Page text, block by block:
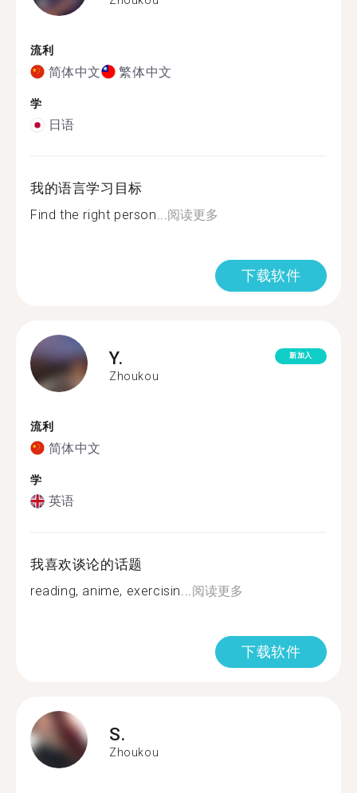
流利
简体中文 繁体中文
学
日语
我的语言学习目标
Find the right person...阅读更多
下载软件
Y.
Zhoukou
新加入
流利
简体中文
学
英语
我喜欢谈论的话题
reading, anime, exercisin...阅读更多
下载软件
S.
Zhoukou